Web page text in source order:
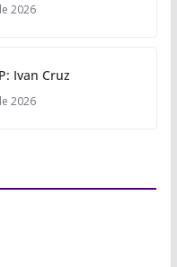
2026
Ivan Cruz
2026